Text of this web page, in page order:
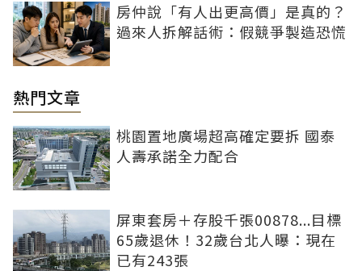
房仲說「有人出更高價」是真的？
過來人拆解話術：假競爭製造恐慌
熱門文章
桃園置地廣場超高確定要拆 國泰
人壽承諾全力配合
屏東套房＋存股千張00878...目標
65歲退休！32歲台北人曝：現在
已有243張